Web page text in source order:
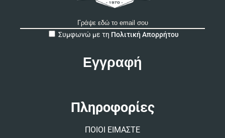
Συμφωνώ με τη Πολιτική Απορρήτου
Πληροφορίες
ΠΟΙΟΙ ΕΙΜΑΣΤΕ